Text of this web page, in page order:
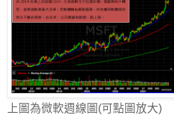
上圖為微軟週線圖(可點圖放大)